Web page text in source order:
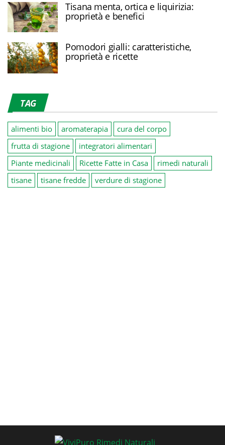
Tisana menta, ortica e liquirizia:
proprietà e benefici
Pomodori gialli: caratteristiche,
proprietà e ricette
TAG
alimenti bio aromaterapia
cura del corpo
frutta di stagione
integratori alimentari
Piante medicinali
Ricette Fatte in Casa
rimedi naturali
tisane
tisane fredde verdure di stagione